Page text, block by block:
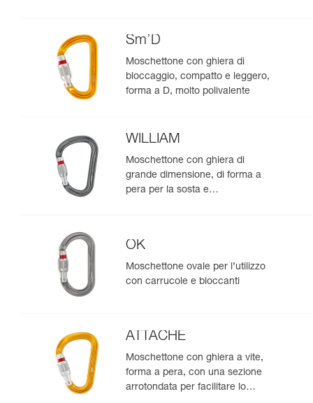
Sm’D
Moschettone con ghiera di
bloccaggio, compatto e leggero,
forma a D, molto polivalente
WILLIAM
Moschettone con ghiera di
grande dimensione, di forma a
pera per la sosta e
OK
Moschettone ovale per l’utilizzo
con carrucole e bloccanti
ATTACHE
Moschettone con ghiera a vite,
forma a pera, con una sezione
arrotondata per facilitare lo